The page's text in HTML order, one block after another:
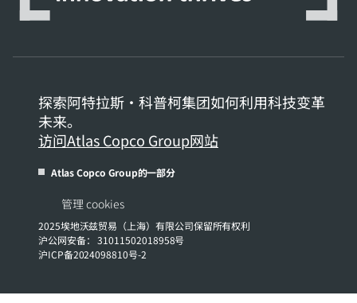
探索阿特拉斯·科普柯集团如何利用科技变革
未来。
访问Atlas Copco Group网站
Atlas Copco Group的一部分
2025埃地沃兹贸易（上海）有限公司保留所有权利
沪公网安备： 31011502018958号
沪ICP备2024098810号-2
管理 cookies